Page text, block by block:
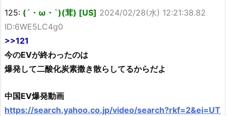
125: (´・ω・`)(茸) [US] 2024/02/28(水) 12:21:38.82
ID:6WE5LC4g0
>>121
今のEVが終わったのは
爆発して二酸化炭素撒き散らしてるからだよ
中国EV爆発動画
https://search.yahoo.co.jp/video/search?rkf=2&ei=UT